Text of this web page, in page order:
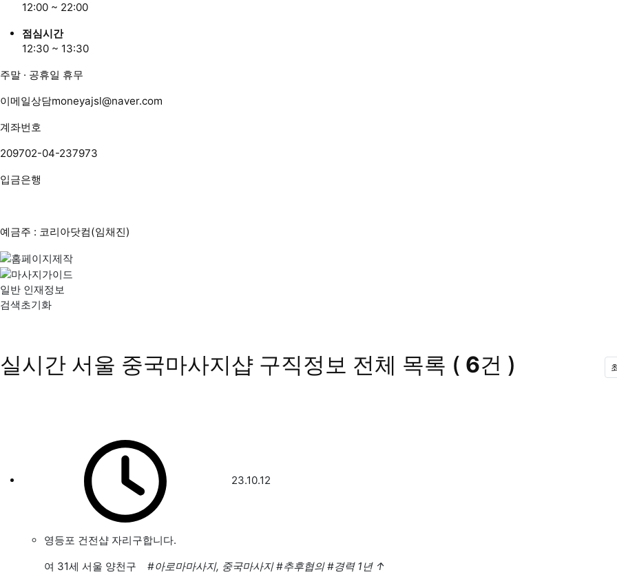
12:00 ~ 22:00
점심시간
12:30 ~ 13:30
주말 · 공휴일 휴무
이메일상담moneyajsl@naver.com
계좌번호
209702-04-237973
입금은행
예금주 : 코리아닷컴(임채진)
일반 인재정보
검색초기화
실시간 서울 중국마사지샵 구직정보 전체 목록 ( 6건 )
23.10.12
영등포 건전샵 자리구합니다.
여 31세 서울 양천구 #아로마마사지, 중국마사지 #추후협의 #경력 1년 ↑